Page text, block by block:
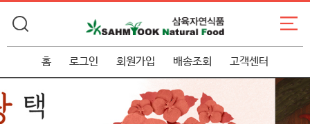
홈 로그인 회원가입 배송조회 고객센터